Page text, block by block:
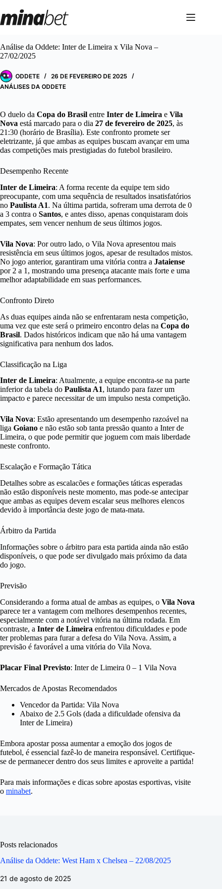
para
o
Análise da Oddete: Inter de Limeira x Vila Nova –
27/02/2025
ODDETE
26 DE FEVEREIRO DE 2025
ANÁLISES DA ODDETE
O duelo da Copa do Brasil entre Inter de Limeira e Vila
Nova está marcado para o dia 27 de fevereiro de 2025, às
21:30 (horário de Brasília). Este confronto promete ser
eletrizante, já que ambas as equipes buscam avançar em uma
das competições mais prestigiadas do futebol brasileiro.
Desempenho Recente
Inter de Limeira: A forma recente da equipe tem sido
preocupante, com uma sequência de resultados insatisfatórios
no Paulista A1. Na última partida, sofreram uma derrota de 0
a 3 contra o Santos, e antes disso, apenas conquistaram dois
empates, sem vencer nenhum de seus últimos jogos.
Vila Nova: Por outro lado, o Vila Nova apresentou mais
resistência em seus últimos jogos, apesar de resultados mistos.
No jogo anterior, garantiram uma vitória contra a Jataiense
por 2 a 1, mostrando uma presença atacante mais forte e uma
melhor adaptabilidade em suas performances.
Confronto Direto
As duas equipes ainda não se enfrentaram nesta competição,
uma vez que este será o primeiro encontro delas na Copa do
Brasil. Dados históricos indicam que não há uma vantagem
significativa para nenhum dos lados.
Classificação na Liga
Inter de Limeira: Atualmente, a equipe encontra-se na parte
inferior da tabela do Paulista A1, lutando para fazer um
impacto e parece necessitar de um impulso nesta competição.
Vila Nova: Estão apresentando um desempenho razoável na
liga Goiano e não estão sob tanta pressão quanto a Inter de
Limeira, o que pode permitir que joguem com mais liberdade
neste confronto.
Escalação e Formação Tática
Detalhes sobre as escalacões e formações táticas esperadas
não estão disponíveis neste momento, mas pode-se antecipar
que ambas as equipes devem escalar seus melhores elencos
devido à importância deste jogo de mata-mata.
Árbitro da Partida
Informações sobre o árbitro para esta partida ainda não estão
disponíveis, o que pode ser divulgado mais próximo da data
do jogo.
Previsão
Considerando a forma atual de ambas as equipes, o Vila Nova
parece ter a vantagem com melhores desempenhos recentes,
especialmente com a notável vitória na última rodada. Em
contraste, a Inter de Limeira enfrentou dificuldades e pode
ter problemas para furar a defesa do Vila Nova. Assim, a
previsão é favorável a uma vitória do Vila Nova.
Placar Final Previsto: Inter de Limeira 0 – 1 Vila Nova
Mercados de Apostas Recomendados
Vencedor da Partida: Vila Nova
Abaixo de 2.5 Gols (dada a dificuldade ofensiva da
Inter de Limeira)
Embora apostar possa aumentar a emoção dos jogos de
futebol, é essencial fazê-lo de maneira responsável. Certifique-
se de permanecer dentro dos seus limites e aproveite a partida!
Para mais informações e dicas sobre apostas esportivas, visite
o minabet.
Posts relacionados
Análise da Oddete: West Ham x Chelsea – 22/08/2025
21 de agosto de 2025